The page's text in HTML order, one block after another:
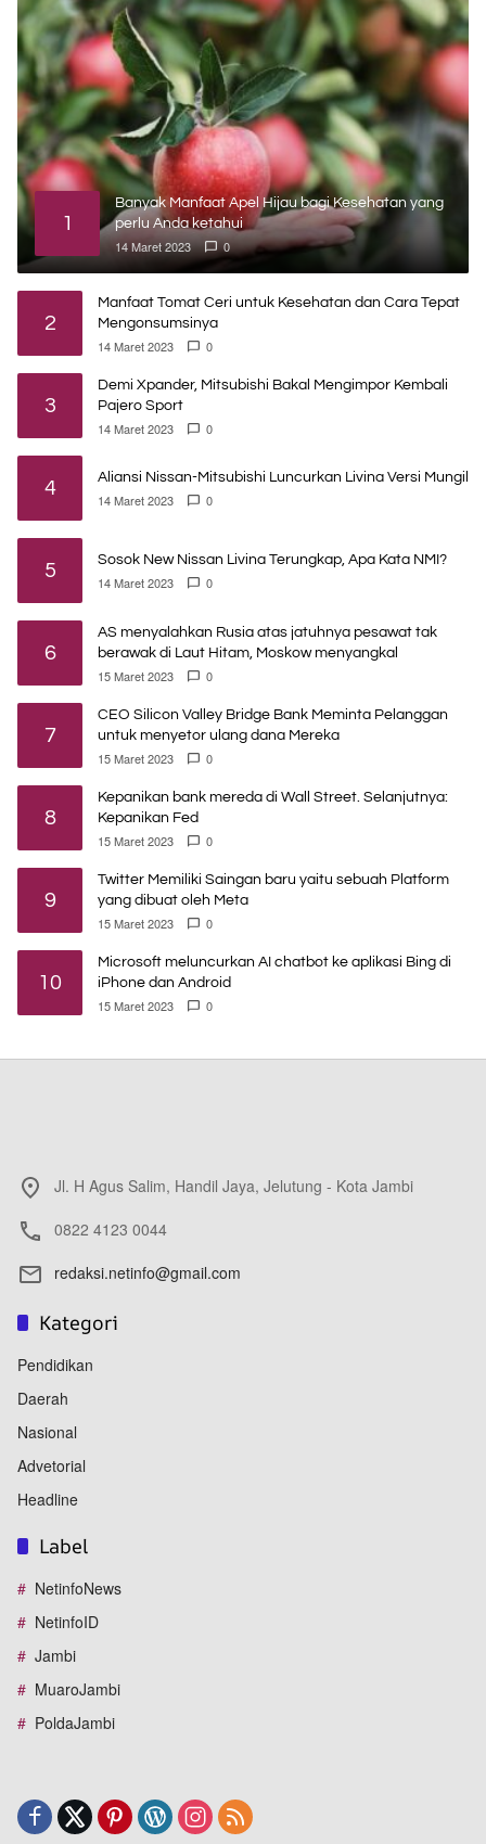
1
Banyak Manfaat Apel Hijau bagi Kesehatan yang
perlu Anda ketahui
14 Maret 2023 0
2
Manfaat Tomat Ceri untuk Kesehatan dan Cara Tepat
Mengonsumsinya
14 Maret 2023 0
3
Demi Xpander, Mitsubishi Bakal Mengimpor Kembali
Pajero Sport
14 Maret 2023 0
4 Aliansi Nissan-Mitsubishi Luncurkan Livina Versi Mungil
14 Maret 2023 0
5 Sosok New Nissan Livina Terungkap, Apa Kata NMI?
14 Maret 2023 0
6
AS menyalahkan Rusia atas jatuhnya pesawat tak
berawak di Laut Hitam, Moskow menyangkal
15 Maret 2023 0
7
CEO Silicon Valley Bridge Bank Meminta Pelanggan
untuk menyetor ulang dana Mereka
15 Maret 2023 0
8
Kepanikan bank mereda di Wall Street. Selanjutnya:
Kepanikan Fed
15 Maret 2023 0
9
Twitter Memiliki Saingan baru yaitu sebuah Platform
yang dibuat oleh Meta
15 Maret 2023 0
10
Microsoft meluncurkan AI chatbot ke aplikasi Bing di
iPhone dan Android
15 Maret 2023 0
Jl. H Agus Salim, Handil Jaya, Jelutung - Kota Jambi
0822 4123 0044
redaksi.netinfo@gmail.com
Kategori
Pendidikan
Daerah
Nasional
Advetorial
Headline
Label
NetinfoNews
NetinfoID
Jambi
MuaroJambi
PoldaJambi